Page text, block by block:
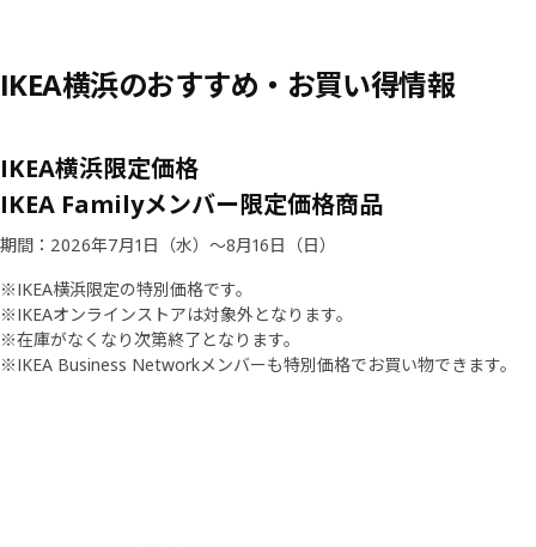
IKEA横浜のおすすめ・お買い得情報
IKEA横浜限定価格​
IKEA Familyメンバー限定価格商品
期間：2026年7月1日（水）～8月16日（日）
※IKEA横浜限定の特別価格です。
※IKEAオンラインストアは対象外となります。​
​※在庫がなくなり次第終了となります。​
​※​IKEA Business Networkメンバーも特別価格でお買い物できます。